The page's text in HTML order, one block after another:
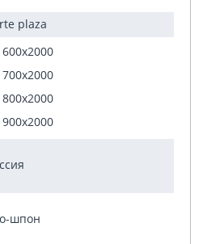
plaza
600x2000
700x2000
800x2000
900x2000
шпон